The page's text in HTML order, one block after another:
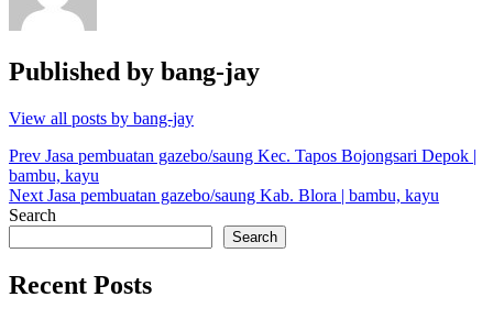
Published by bang-jay
View all posts by bang-jay
Post
navigation
Prev Jasa pembuatan gazebo/saung Kec. Tapos Bojongsari Depok |
bambu, kayu
Next Jasa pembuatan gazebo/saung Kab. Blora | bambu, kayu
Search
Search
Recent Posts